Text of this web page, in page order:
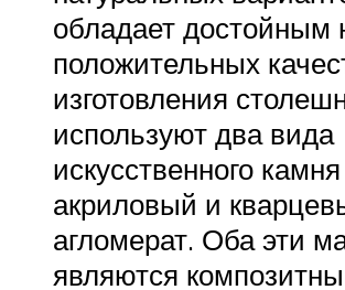
обладает достойным
положительных
изготовления
используют два вида
искусственного
акриловый и
агломерат. Оба эти
являются